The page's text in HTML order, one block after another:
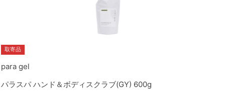
取寄品
para gel
パラスパ ハンド＆ボディスクラブ(GY) 600g